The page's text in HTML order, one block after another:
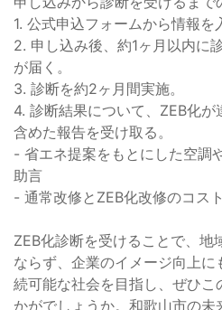
1. 公式申込フォームから情報を
2. 申し込み後、約1ヶ月以内に
が届く。
3. 診断を約2ヶ月間実施。
4. 診断結果について、ZEB化
含めた報告を受け取る。
- 省エネ提案をもとにした空調
助言
- 通常改修とZEB化改修のコス
ZEB化診断を受けることで、地
ならず、企業のイメージ向上
続可能な社会を目指し、ぜひ
かがでしょうか。和歌山市の未